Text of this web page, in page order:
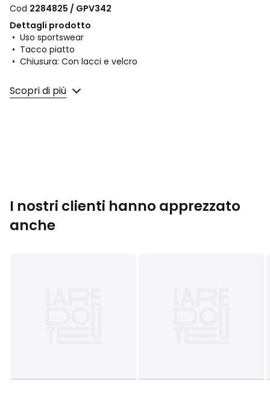
Cod 2284825 / GPV342
Dettagli prodotto
• Uso sportswear
• Tacco piatto
• Chiusura: Con lacci e velcro
Composizione e Manutenzione
• Tomaia: 50% pelle, 37% tessuto, 13% altri materiali
Scopri di più
I nostri clienti hanno apprezzato
anche